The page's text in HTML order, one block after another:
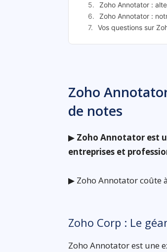
Zoho Annotator :
Zoho Annotator :
Vos questions sur
Zoho
de notes
▶ Zoho Annotator est
entreprises et
▶ Zoho Annotator coûte
Zoho Corp : Le
Zoho Annotator est une